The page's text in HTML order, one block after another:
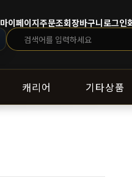
마이페이지주문조회장바구니로그인
캐리어 기타상품